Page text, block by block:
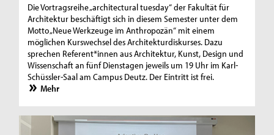
Die Vortragsreihe „architectural tuesday“ der Fakultät für
Architektur beschäftigt sich in diesem Semester unter dem
Motto „Neue Werkzeuge im Anthropozän“ mit einem
möglichen Kurswechsel des Architekturdiskurses. Dazu
sprechen Referent*innen aus Architektur, Kunst, Design und
Wissenschaft an fünf Dienstagen jeweils um 19 Uhr im Karl-
Schüssler-Saal am Campus Deutz. Der Eintritt ist frei.
Mehr